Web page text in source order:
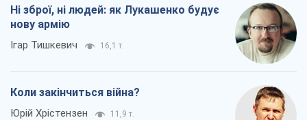
Ні зброї, ні людей: як Лукашенко будує
нову армію
Ігар Тишкевич 16,1 т.
Коли закінчиться війна?
Юрій Хрістензен 11,9 т.